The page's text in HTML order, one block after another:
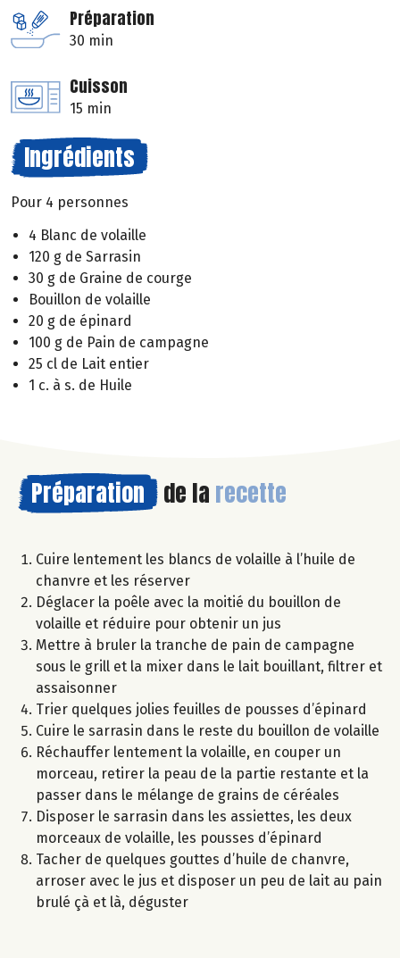
Préparation
30 min
Cuisson
15 min
Ingrédients
Pour 4 personnes
4 Blanc de volaille
120 g de Sarrasin
30 g de Graine de courge
Bouillon de volaille
20 g de épinard
100 g de Pain de campagne
25 cl de Lait entier
1 c. à s. de Huile
Préparation de la recette
Cuire lentement les blancs de volaille à l’huile de
chanvre et les réserver
Déglacer la poêle avec la moitié du bouillon de
volaille et réduire pour obtenir un jus
Mettre à bruler la tranche de pain de campagne
sous le grill et la mixer dans le lait bouillant, filtrer et
assaisonner
Trier quelques jolies feuilles de pousses d’épinard
Cuire le sarrasin dans le reste du bouillon de volaille
Réchauffer lentement la volaille, en couper un
morceau, retirer la peau de la partie restante et la
passer dans le mélange de grains de céréales
Disposer le sarrasin dans les assiettes, les deux
morceaux de volaille, les pousses d’épinard
Tacher de quelques gouttes d’huile de chanvre,
arroser avec le jus et disposer un peu de lait au pain
brulé çà et là, déguster